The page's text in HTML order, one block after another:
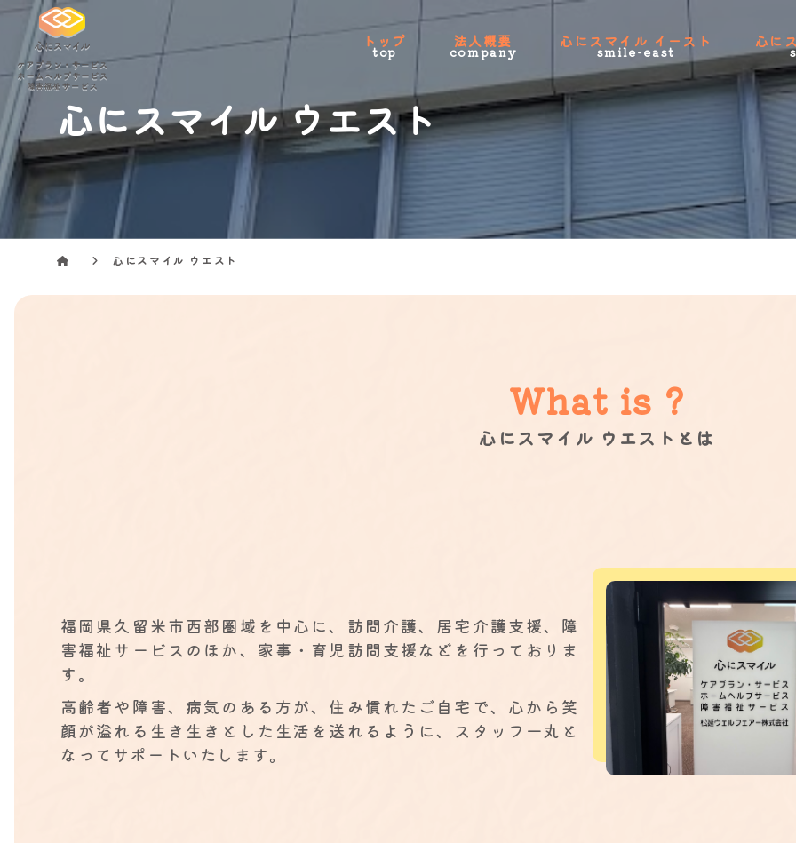
トップ
top
法人概要
company
心にスマイル イースト
smile-east
心に
心にスマイル ウエスト
心にスマイル ウエスト
What is ?
心にスマイル ウエストとは
福岡県久留米市西部圏域を中心に、訪問介護、居宅介護支援、障
害福祉サービスのほか、家事・育児訪問支援などを行っておりま
す。
高齢者や障害、病気のある方が、住み慣れたご自宅で、心から笑
顔が溢れる生き生きとした生活を送れるように、スタッフ一丸と
なってサポートいたします。